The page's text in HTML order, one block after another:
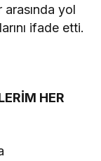
arasında yol
ifade etti.
HER